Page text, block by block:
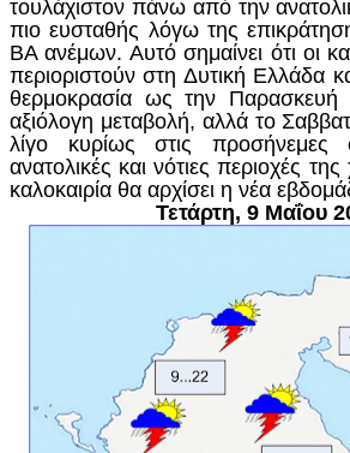
τουλάχιστον πάνω από την
πιο ευσταθής λόγω της
ΒΑ ανέμων. Αυτό σημαίνει ότι οι
περιοριστούν στη Δυτική Ελλάδα
θερμοκρασία ως την Παρασκευή
αξιόλογη μεταβολή, αλλά το
λίγο κυρίως στις
ανατολικές και νότιες περιοχές
καλοκαιρία θα αρχίσει η νέα
Τετάρτη, 9 Μαΐου